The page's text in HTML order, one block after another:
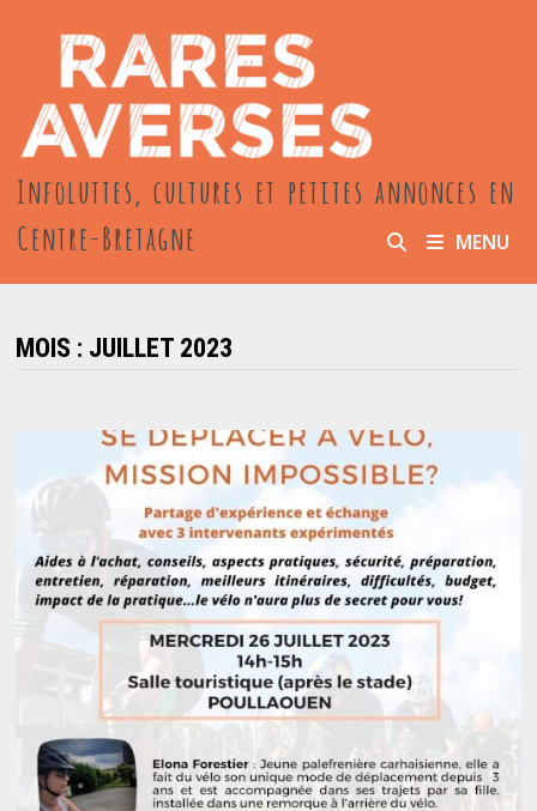
contenu
Infoluttes, cultures et petites annonces en
Centre-Bretagne
MENU
MOIS : JUILLET 2023